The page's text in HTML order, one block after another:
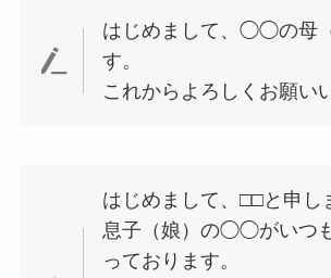
はじめまして、◯◯の母
す。
これからよろしくお願い
はじめまして、□□と申し
息子（娘）の◯◯がいつ
っております。